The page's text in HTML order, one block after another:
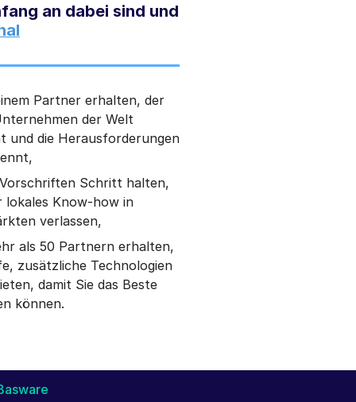
an dabei sind und
Partner erhalten, der
der Welt
und die Herausforderungen
Schritt halten,
lokales Know-how in
verlassen,
als 50 Partnern erhalten,
zusätzliche Technologien
damit Sie das Beste
können.